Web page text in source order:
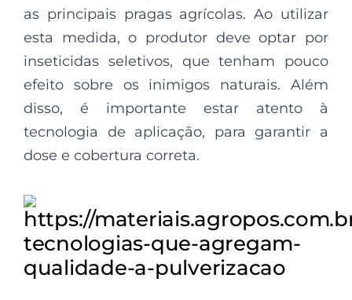
as principais pragas agrícolas. Ao utilizar
esta medida, o produtor deve optar por
inseticidas seletivos, que tenham pouco
efeito sobre os inimigos naturais. Além
disso, é importante estar atento à
tecnologia de aplicação, para garantir a
dose e cobertura correta.